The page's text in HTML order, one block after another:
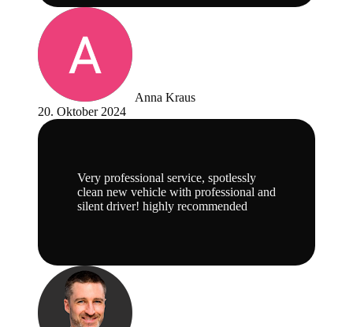
Anna Kraus
20. Oktober 2024
Very professional service, spotlessly
clean new vehicle with professional and
silent driver! highly recommended